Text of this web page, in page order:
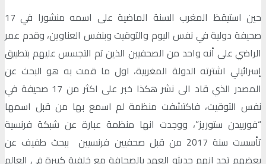
حين استيقظ المغرب السنة الماضية على اسمه منشورا في 17
صحيفة دولية في نفس اليوم والتوقيت وبنفس العناوين، وقدم عمر
الراضي على أنه واحد من الصحفيين الذين تم التجسس عليهم بتطبيق
إسرائيلي اشترته الدولة المغربية، اول ما قمت به هو البحث عن
المصدر الذي قاد الى نشر هكذا خبر على اكثر من 17 صحيفة في
نفس التوقيت، فاكتشفت منظمة لم اسمع بها من قبل اسمها
“فوربيدن ستوريز”، ووجدت انها منظمة عبارة عن شبكة فرنسية
تأسست سنة 2017 من قبل صحفيين فرنسيين ببحث طفيف عن
بعضهم تجد انهم حديثو العهد بالصحافة مع خلفية كبيرة في العالم